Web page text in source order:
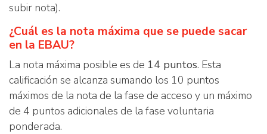
subir nota).
¿Cuál es la nota máxima que se puede sacar
en la EBAU?
La nota máxima posible es de 14 puntos. Esta
calificación se alcanza sumando los 10 puntos
máximos de la nota de la fase de acceso y un máximo
de 4 puntos adicionales de la fase voluntaria
ponderada.